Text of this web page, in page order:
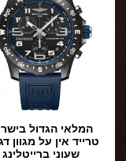
המלאי הגדול בישראל
טרייד אין על מגוון דגמים
שעוני ברייטלינג